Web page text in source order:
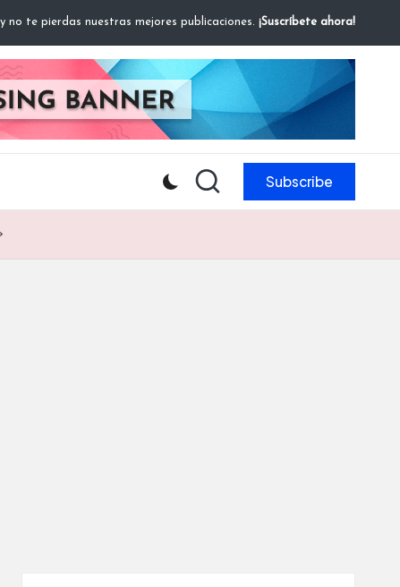
no te pierdas nuestras mejores publicaciones. ¡Suscríbete ahora!
Subscribe